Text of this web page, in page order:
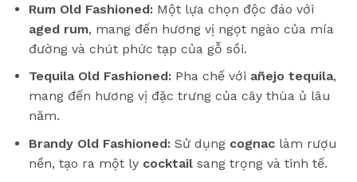
Rum Old Fashioned:Một lựa chọn độc đáo với
aged rum, mang đến hương vị ngọt ngào của mía
đường và chút phức tạp của gỗ sồi.
Tequila Old Fashioned:Pha chế với añejo tequila,
mang đến hương vị đặc trưng của cây thùa ủ lâu
năm.
Brandy Old Fashioned:Sử dụng cognaclàm rượu
nền, tạo ra một ly cocktailsang trọng và tinh tế.